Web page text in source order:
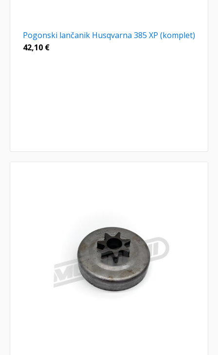
Pogonski lančanik Husqvarna 385 XP (komplet)
42,10 €